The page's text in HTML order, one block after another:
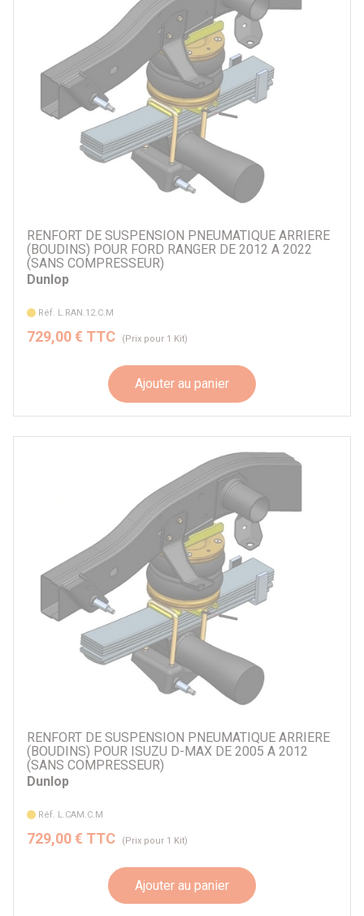
RENFORT DE SUSPENSION PNEUMATIQUE ARRIERE
(BOUDINS) POUR FORD RANGER DE 2012 A 2022
(SANS COMPRESSEUR)
Dunlop
Réf. L.RAN.12.C.M
729,00 € TTC (Prix pour 1 Kit)
Ajouter au panier
RENFORT DE SUSPENSION PNEUMATIQUE ARRIERE
(BOUDINS) POUR ISUZU D-MAX DE 2005 A 2012
(SANS COMPRESSEUR)
Dunlop
Réf. L.CAM.C.M
729,00 € TTC (Prix pour 1 Kit)
Ajouter au panier